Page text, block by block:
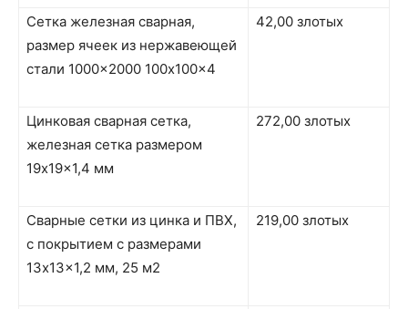
Сетка железная сварная,
размер ячеек из нержавеющей
стали 1000×2000 100x100x4
42,00 злотых
Цинковая сварная сетка,
железная сетка размером
19x19x1,4 мм
272,00 злотых
Сварные сетки из цинка и ПВХ,
с покрытием с размерами
13x13x1,2 мм, 25 м2
219,00 злотых